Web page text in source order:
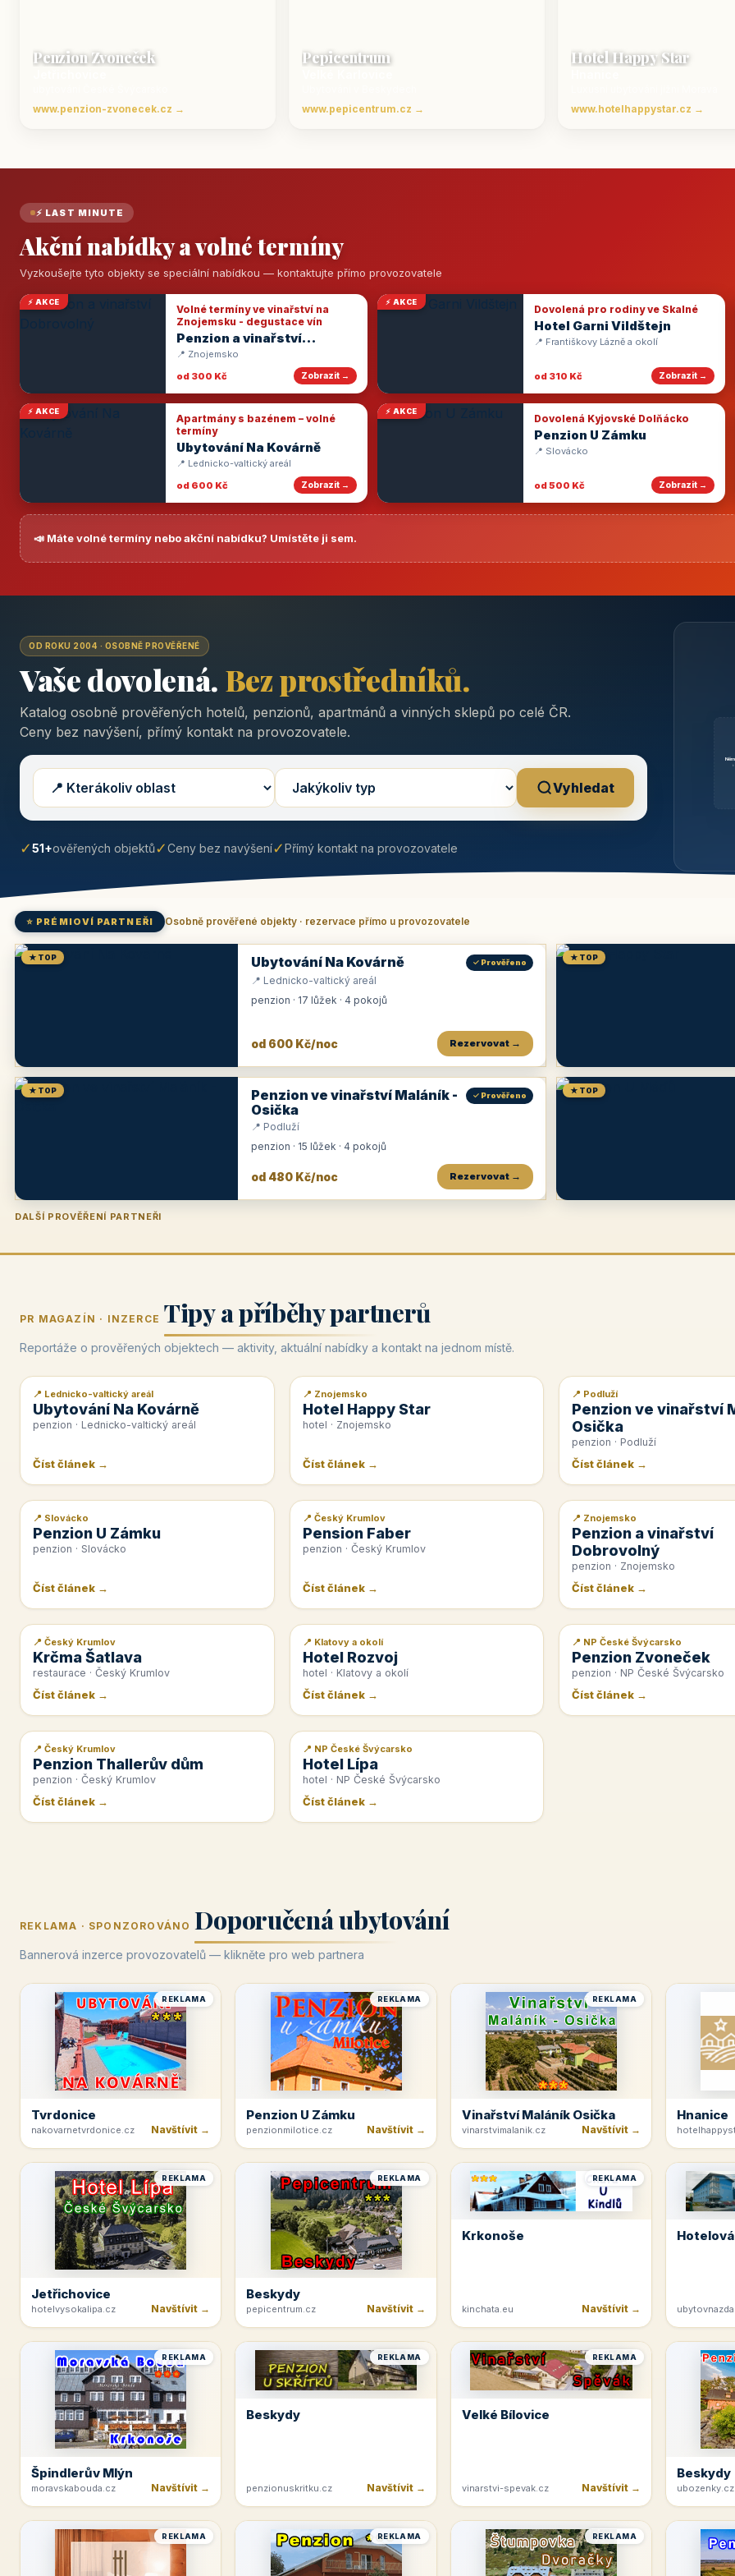
Penzion Zvoneček
www.penzion-zvonecek.cz →
Pepicentrum
www.pepicentrum.cz →
Hotel Happy Star
www.hotelhappystar.cz →
⚡ LAST MINUTE
Akční nabídky a volné termíny
Vyzkoušejte tyto objekty se speciální nabídkou — kontaktujte přímo provozovatele
⚡ AKCE
Volné termíny ve vinařství na
Znojemsku - degustace vín
Penzion a vinařství
Dobrovolný
📍 Znojemsko
od 300 Kč
Zobrazit →
⚡ AKCE
Dovolená pro rodiny ve Skalné
Hotel Garni Vildštejn
📍 Františkovy Lázně a okolí
od 310 Kč Zobrazit →
⚡ AKCE
Apartmány s bazénem – volné
termíny
Ubytování Na Kovárně
📍 Lednicko-valtický areál
od 600 Kč
Zobrazit →
⚡ AKCE
Dovolená Kyjovské Dolňácko
Penzion U Zámku
📍 Slovácko
od 500 Kč Zobrazit →
📣 Máte volné termíny nebo akční nabídku? Umístěte ji sem.
OD ROKU 2004 · OSOBNĚ PROVĚŘENÉ
Vaše dovolená. Bez prostředníků.
Katalog osobně prověřených hotelů, penzionů, apartmánů a vinných sklepů po celé ČR.
Ceny bez navýšení, přímý kontakt na provozovatele.
Vyhledat
✓51+ověřených objektů✓Ceny bez navýšení✓Přímý kontakt na provozovatele
⭐ PRÉMIOVÍ PARTNEŘI Osobně prověřené objekty · rezervace přímo u provozovatele
★ TOP Ubytování Na Kovárně ✓ Prověřeno
📍 Lednicko-valtický areál
penzion · 17 lůžek · 4 pokojů
od 600 Kč/noc Rezervovat →
★ TOP
★ TOP
Penzion ve vinařství Maláník -
Osička
✓ Prověřeno
📍 Podluží
penzion · 15 lůžek · 4 pokojů
od 480 Kč/noc Rezervovat →
★ TOP
DALŠÍ PROVĚŘENÍ PARTNEŘI
Penzion U Zámku Pension Faber
PR MAGAZÍN · INZERCE Tipy a příběhy partnerů
Reportáže o prověřených objektech — aktivity, aktuální nabídky a kontakt na jednom místě.
📰 PR článek
📍 Lednicko-valtický areál
Ubytování Na Kovárně
penzion · Lednicko-valtický areál
Číst článek →
📰 PR článek
📍 Znojemsko
Hotel Happy Star
hotel · Znojemsko
Číst článek →
📰 PR článek
📍 Podluží
Penzion ve vinařství
Osička
penzion · Podluží
Číst článek →
📰 PR článek
📍 Slovácko
Penzion U Zámku
penzion · Slovácko
Číst článek →
📰 PR článek
📍 Český Krumlov
Pension Faber
penzion · Český Krumlov
Číst článek →
📰 PR článek
📍 Znojemsko
Penzion a vinařství
Dobrovolný
penzion · Znojemsko
Číst článek →
📰 PR článek
📍 Český Krumlov
Krčma Šatlava
restaurace · Český Krumlov
Číst článek →
📰 PR článek
📍 Klatovy a okolí
Hotel Rozvoj
hotel · Klatovy a okolí
Číst článek →
📰 PR článek
📍 NP České Švýcarsko
Penzion Zvoneček
penzion · NP České Švýcarsko
Číst článek →
📰 PR článek
📍 Český Krumlov
Penzion Thallerův dům
penzion · Český Krumlov
Číst článek →
📰 PR článek
📍 NP České Švýcarsko
Hotel Lípa
hotel · NP České Švýcarsko
Číst článek →
REKLAMA · SPONZOROVÁNO Doporučená ubytování
Bannerová inzerce provozovatelů — klikněte pro web partnera
REKLAMA
Tvrdonice
nakovarnetvrdonice.cz Navštívit →
REKLAMA
Penzion U Zámku
penzionmilotice.cz Navštívit →
REKLAMA
Vinařství Maláník Osička
vinarstvimalanik.cz Navštívit →
Hnanice
REKLAMA
Jetřichovice
hotelvysokalipa.cz Navštívit →
REKLAMA
Beskydy
pepicentrum.cz Navštívit →
REKLAMA
Krkonoše
kinchata.eu Navštívit →
REKLAMA
Špindlerův Mlýn
moravskabouda.cz Navštívit →
REKLAMA
Beskydy
penzionuskritku.cz Navštívit →
REKLAMA
Velké Bílovice
vinarstvi-spevak.cz Navštívit →
Beskydy
ubozenky.cz
REKLAMA REKLAMA REKLAMA